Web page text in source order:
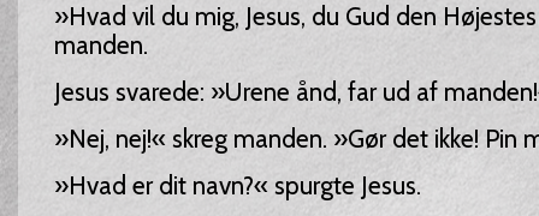
»Hvad vil du mig, Jesus, du Gud den
manden.
Jesus svarede: »Urene ånd, far ud af
»Nej, nej!« skreg manden. »Gør det ikke! Pin
»Hvad er dit navn?« spurgte Jesus.